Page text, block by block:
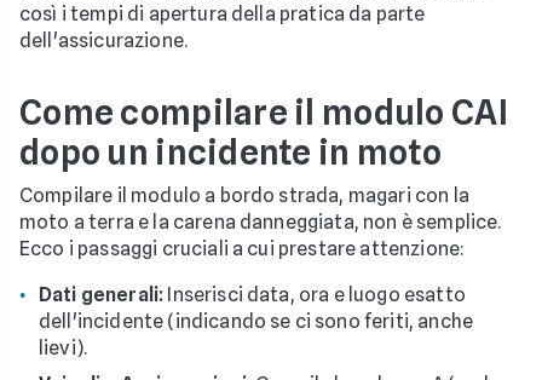
così i tempi di apertura della pratica da parte
dell'assicurazione.
Come compilare il modulo CAI
dopo un incidente in moto
Compilare il modulo a bordo strada, magari con la
moto a terra e la carena danneggiata, non è semplice.
Ecco i passaggi cruciali a cui prestare attenzione:
Dati generali: Inserisci data, ora e luogo esatto
dell'incidente (indicando se ci sono feriti, anche
lievi).